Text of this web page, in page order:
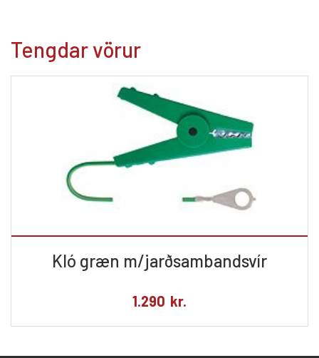
Tengdar vörur
Kló græn m/jarðsambandsvír
1.290 kr.